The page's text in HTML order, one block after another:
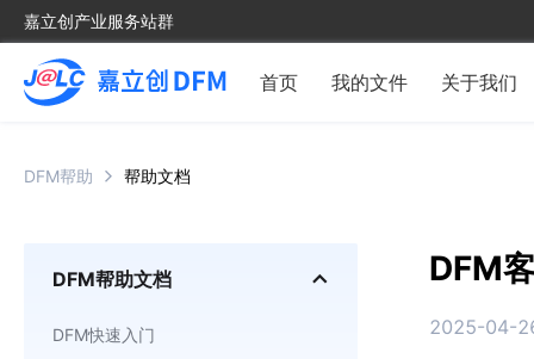
嘉立创产业服务站群
首页 我的文件 关于我们
DFM帮助 帮助文档
DFM帮助文档
DFM快速入门
DFM
2025-04-